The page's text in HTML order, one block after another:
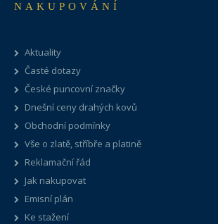
NAKUPOVÁNÍ
Aktuality
Časté dotazy
České puncovní značky
Dnešní ceny drahých kovů
Obchodní podmínky
Vše o zlatě, stříbře a platině
Reklamační řád
Jak nakupovat
Emisní plán
Ke stažení